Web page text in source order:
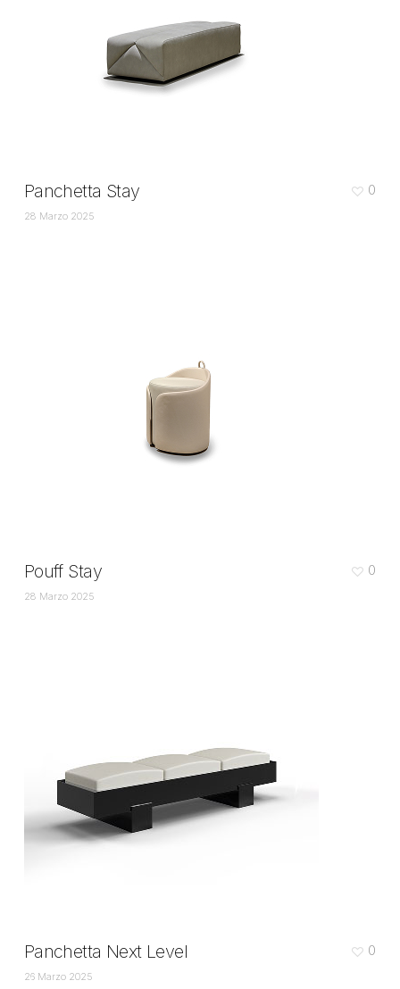
Panchetta Stay
28 Marzo 2025
0
Pouff Stay
28 Marzo 2025
0
Panchetta Next Level
26 Marzo 2025
0